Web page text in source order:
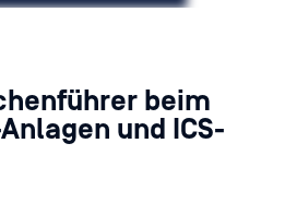
beim
und ICS-